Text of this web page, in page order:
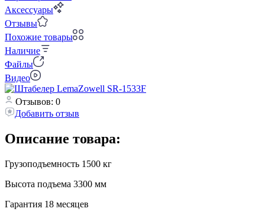
Аксессуары
Отзывы
Похожие товары
Наличие
Файлы
Видео
Отзывов: 0
Добавить отзыв
Описание товара:
Грузоподъемность 1500 кг
Высота подъема 3300 мм
Гарантия 18 месяцев